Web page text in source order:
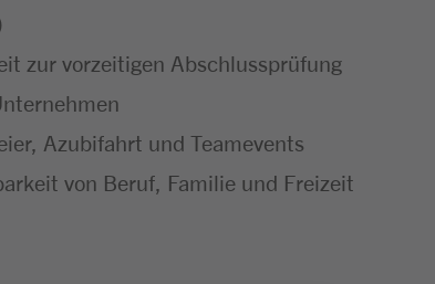
zur vorzeitigen Abschlussprüfung
Azubifahrt und Teamevents
von Beruf, Familie und Freizeit